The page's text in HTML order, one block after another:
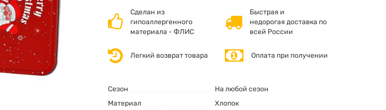
Сделан из
гипоаллергенного
материала - ФЛИС
Быстрая и
недорогая доставка по
всей России
Легкий возврат товара Оплата при получении
Сезон
На любой сезон
Материал
Хлопок